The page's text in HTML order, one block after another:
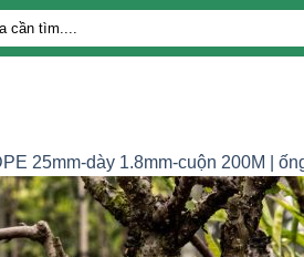
25mm-dày 1.8mm-cuộn 200M |